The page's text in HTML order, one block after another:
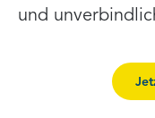
und